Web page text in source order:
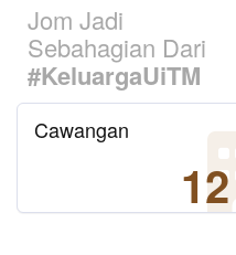
Jom Jadi
Sebahagian Dari
#KeluargaUiTM
Cawangan
12